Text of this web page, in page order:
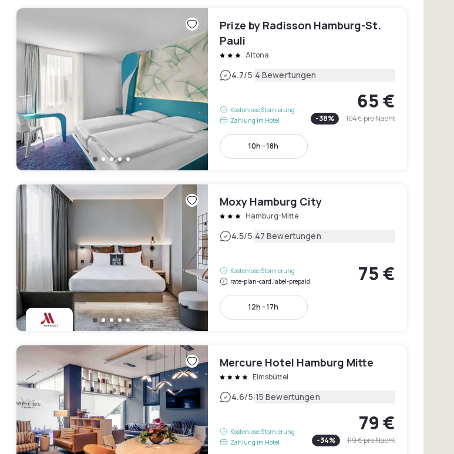
Prize by Radisson Hamburg-St.
Pauli
Altona
4.7/5|4 Bewertungen
Kostenlose Stornierung
Zahlung im Hotel
65 €
-38% 104 €pro Nacht
10h - 18h
Moxy Hamburg City
Hamburg-Mitte
4.5/5|47 Bewertungen
Kostenlose Stornierung
rate-plan-card.label-prepaid
75 €
12h - 17h
Mercure Hotel Hamburg Mitte
Eimsbüttel
4.6/5|15 Bewertungen
Kostenlose Stornierung
Zahlung im Hotel
79 €
-34% 119 €pro Nacht